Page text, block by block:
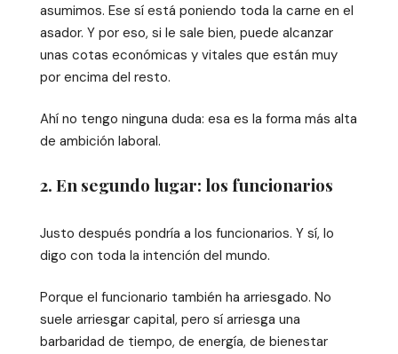
asumimos. Ese sí está poniendo toda la carne en el
asador. Y por eso, si le sale bien, puede alcanzar
unas cotas económicas y vitales que están muy
por encima del resto.
Ahí no tengo ninguna duda: esa es la forma más alta
de ambición laboral.
2. En segundo lugar: los funcionarios
Justo después pondría a los funcionarios. Y sí, lo
digo con toda la intención del mundo.
Porque el funcionario también ha arriesgado. No
suele arriesgar capital, pero sí arriesga una
barbaridad de tiempo, de energía, de bienestar